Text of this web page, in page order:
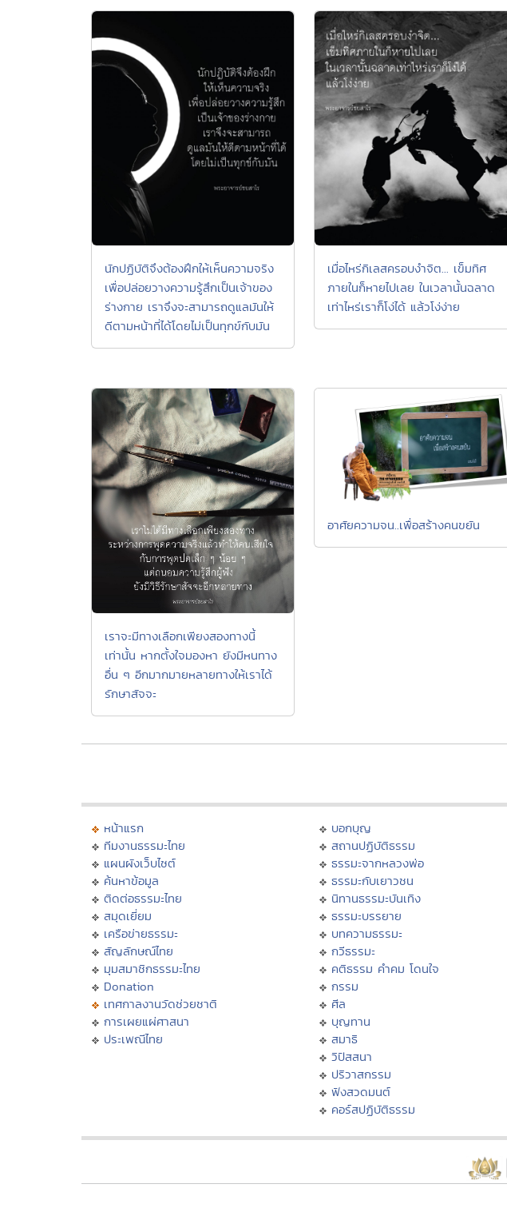
นักปฏิบัติจึงต้องฝึกให้เห็นความจริง
เพื่อปล่อยวางความรู้สึกเป็นเจ้าของ
ร่างกาย เราจึงจะสามารถดูแลมันให้
ดีตามหน้าที่ได้โดยไม่เป็นทุกข์กับมัน
เมื่อไหร่กิเลสครอบงำจิต... เข็มทิศ
ภายในก็หายไปเลย ในเวลานั้นฉลาด
เท่าไหร่เราก็โง่ได้ แล้วโง่ง่าย
เราจะมีทางเลือกเพียงสองทางนี้
เท่านั้น หากตั้งใจมองหา ยังมีหนทาง
อื่น ๆ อีกมากมายหลายทางให้เราได้
รักษาสัจจะ
อาศัยความจน..เพื่อสร้างคนขยัน
หน้าแรก
ทีมงานธรรมะไทย
แผนผังเว็บไซต์
ค้นหาข้อมูล
ติดต่อธรรมะไทย
สมุดเยี่ยม
เครือข่ายธรรมะ
สัญลักษณ์ไทย
มุมสมาชิกธรรมะไทย
Donation
เทศกาลงานวัดช่วยชาติ
การเผยแผ่ศาสนา
ประเพณีไทย
บอกบุญ
สถานปฏิบัติธรรม
ธรรมะจากหลวงพ่อ
ธรรมะกับเยาวชน
นิทานธรรมะบันเทิง
ธรรมะบรรยาย
บทความธรรมะ
กวีธรรมะ
คติธรรม คำคม โดนใจ
กรรม
ศีล
บุญทาน
สมาธิ
วิปัสสนา
ปริวาสกรรม
ฟังสวดมนต์
คอร์สปฏิบัติธรรม